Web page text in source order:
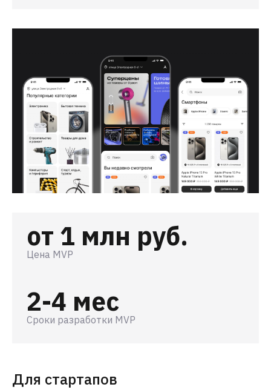
от 1 млн руб.
Цена MVP
2-4 мес
Сроки разработки MVP
Для стартапов